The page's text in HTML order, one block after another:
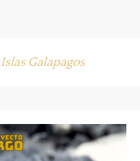
Islas Galapagos